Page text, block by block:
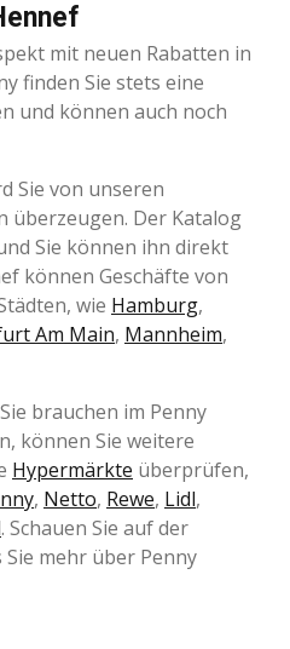
mit neuen Rabatten in
finden Sie stets eine
und können auch noch
Sie von unseren
überzeugen. Der Katalog
Sie können ihn direkt
können Geschäfte von
wie Hamburg,
Am Main, Mannheim,
brauchen im Penny
können Sie weitere
Hypermärkte überprüfen,
, Netto, Rewe, Lidl,
. Schauen Sie auf der
Sie mehr über Penny